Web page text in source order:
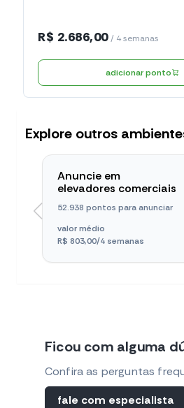
R$ 2.686,00/ 4 semanas
adicionar ponto
Explore outros
Anuncie em
elevadores comerciais
52.938 pontos para anunciar
valor médio
R$ 803,00/4 semanas
Ficou com alguma
Confira as perguntas
fale com especialista